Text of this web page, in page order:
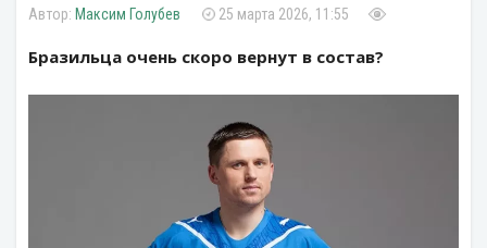
Максим Голубев 25 марта 2026, 11:55
Бразильца очень скоро вернут в состав?